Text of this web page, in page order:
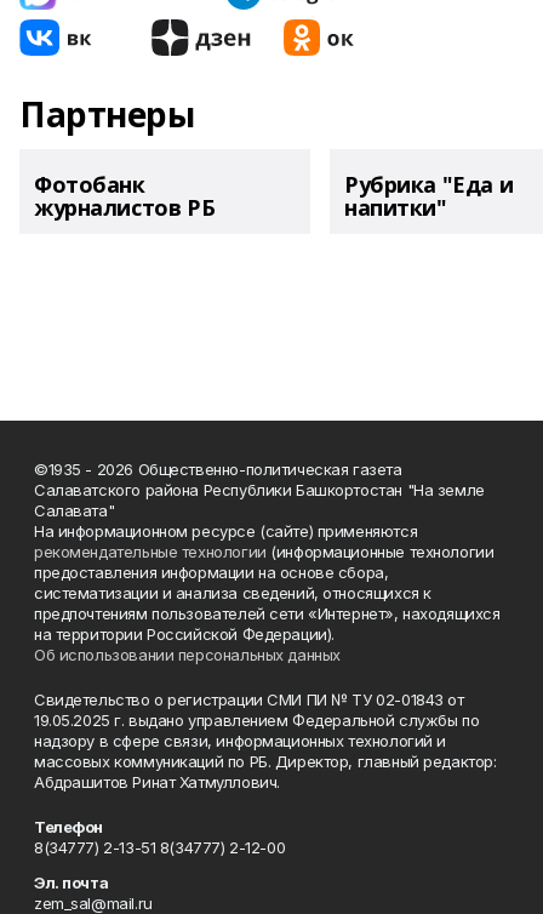
Партнеры
Фотобанк
журналистов РБ
Рубрика "Еда и
напитки"
©1935 - 2026 Общественно-политическая газета
Салаватского района Республики Башкортостан "На земле
Салавата"
На информационном ресурсе (сайте) применяются
рекомендательные технологии (информационные технологии
предоставления информации на основе сбора,
систематизации и анализа сведений, относящихся к
предпочтениям пользователей сети «Интернет», находящихся
на территории Российской Федерации).
Об использовании персональных данных
Свидетельство о регистрации СМИ ПИ № ТУ 02-01843 от
19.05.2025 г. выдано управлением Федеральной службы по
надзору в сфере связи, информационных технологий и
массовых коммуникаций по РБ. Директор, главный редактор:
Абдрашитов Ринат Хатмуллович.
Телефон
8(34777) 2-13-51 8(34777) 2-12-00
Эл. почта
zem_sal@mail.ru